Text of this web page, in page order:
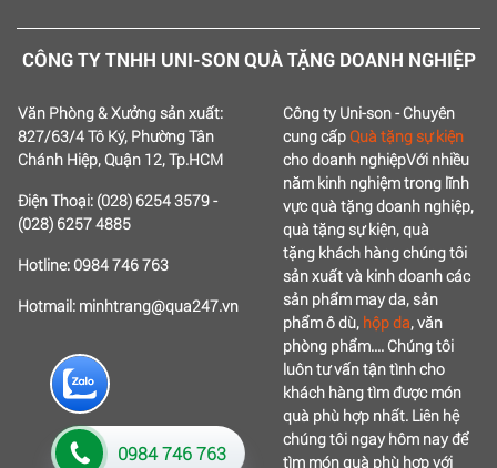
CÔNG TY TNHH UNI-SON QUÀ TẶNG DOANH NGHIỆP
Văn Phòng & Xưởng sản xuất:
827/63/4 Tô Ký, Phường Tân
Chánh Hiệp, Quận 12, Tp.HCM
Điện Thoại: (028) 6254 3579 -
(028) 6257 4885
Hotline: 0984 746 763
Hotmail: minhtrang@qua247.vn
Công ty Uni-son - Chuyên
cung cấp Quà tặng sự kiện
cho doanh nghiệpVới nhiều
năm kinh nghiệm trong lĩnh
vực quà tặng doanh nghiệp,
quà tặng sự kiện, quà
tặng khách hàng chúng tôi
sản xuất và kinh doanh các
sản phẩm may da, sản
phẩm ô dù, hộp da, văn
phòng phẩm.... Chúng tôi
luôn tư vấn tận tình cho
khách hàng tìm được món
quà phù hợp nhất. Liên hệ
chúng tôi ngay hôm nay để
tìm món quà phù hợp với
0984 746 763